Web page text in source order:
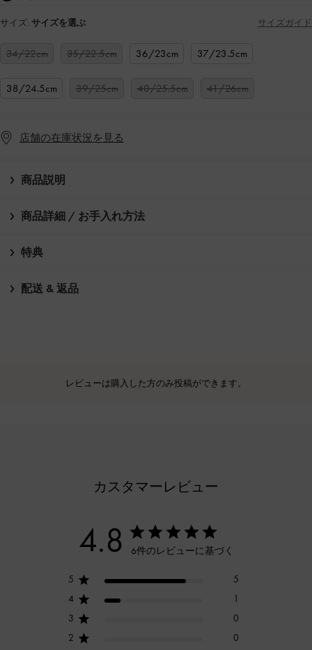
サイズ: サイズを選ぶ サイズガイド
34/22cm 35/22.5cm 36/23cm 37/23.5cm
38/24.5cm 39/25cm 40/25.5cm 41/26cm
店舗の在庫状況を見る
商品説明
商品詳細 / お手入れ方法
特典
配送 & 返品
レビューは購入した方のみ投稿ができます。
カスタマーレビュー
4.8 6件のレビューに基づく
5
5
4
1
3
0
2
0